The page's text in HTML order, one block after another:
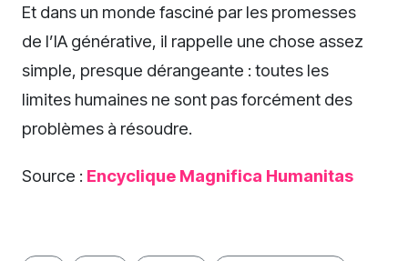
Et dans un monde fasciné par les promesses
de l’IA générative, il rappelle une chose assez
simple, presque dérangeante : toutes les
limites humaines ne sont pas forcément des
problèmes à résoudre.
Source : Encyclique Magnifica Humanitas